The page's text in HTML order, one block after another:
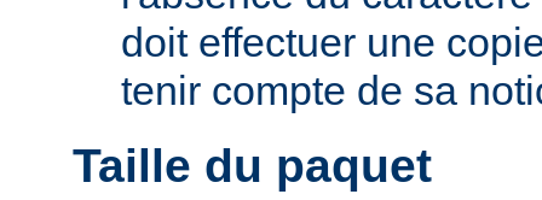
doit effectuer une
tenir compte de sa
Taille du paquet